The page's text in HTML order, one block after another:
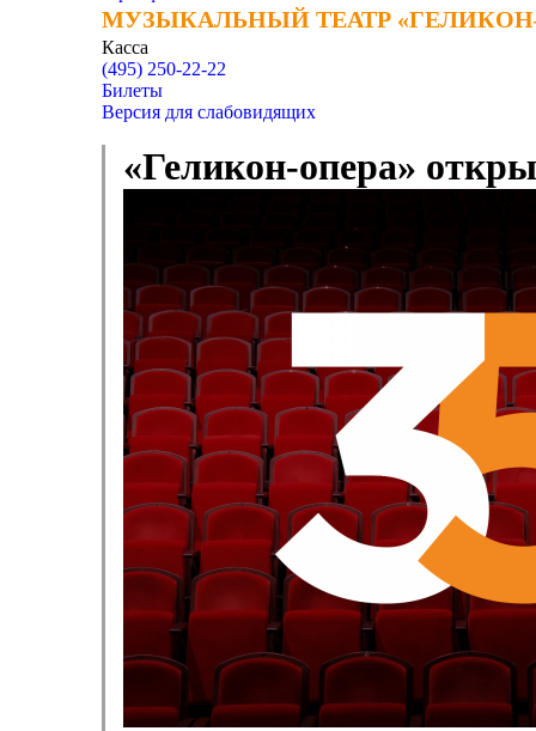
МУЗЫКАЛЬНЫЙ ТЕАТР
МУЗЫКАЛЬНЫЙ ТЕАТР
Касса
(495) 250-22-22
Билеты
Версия для слабовидящих
«Геликон-опера»